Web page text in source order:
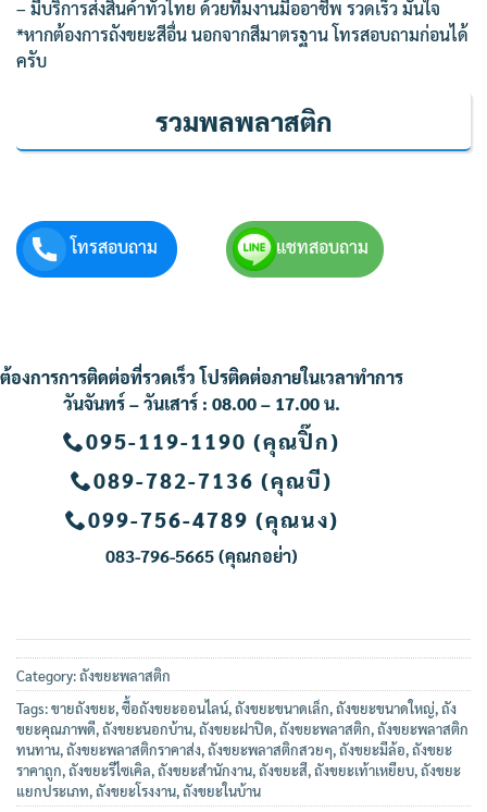
– มีบริการส่งสินค้าทั่วไทย ด้วยทีมงานมืออาชีพ รวดเร็ว มั่นใจ
*หากต้องการถังขยะสีอื่น นอกจากสีมาตรฐาน โทรสอบถามก่อนได้
ครับ
รวมพลพลาสติก
โทรสอบถาม แชทสอบถาม
ต้องการการติดต่อที่รวดเร็ว โปรติดต่อภายในเวลาทำการ
วันจันทร์ – วันเสาร์ : 08.00 – 17.00 น.
095-119-1190 (คุณปิ๊ก)
089-782-7136 (คุณบี)
099-756-4789 (คุณนง)
083-796-5665 (คุณกอย่า)
Category:ถังขยะพลาสติก
Tags:ขายถังขยะ,ซื้อถังขยะออนไลน์,ถังขยะขนาดเล็ก,ถังขยะขนาดใหญ่,ถัง
ขยะคุณภาพดี,ถังขยะนอกบ้าน,ถังขยะฝาปิด,ถังขยะพลาสติก,ถังขยะพลาสติก
ทนทาน,ถังขยะพลาสติกราคาส่ง,ถังขยะพลาสติกสวยๆ,ถังขยะมีล้อ,ถังขยะ
ราคาถูก,ถังขยะรีไซเคิล,ถังขยะสำนักงาน,ถังขยะสี,ถังขยะเท้าเหยียบ,ถังขยะ
แยกประเภท,ถังขยะโรงงาน,ถังขยะในบ้าน